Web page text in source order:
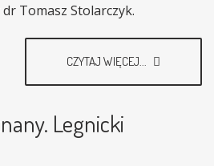
Tomasz Stolarczyk.
CZYTAJ WIĘCEJ...
Legnicki